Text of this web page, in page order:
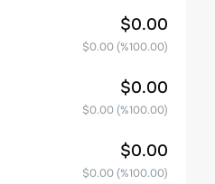
$0.00
$0.00(%100.00)
$0.00
$0.00(%100.00)
$0.00
$0.00(%100.00)